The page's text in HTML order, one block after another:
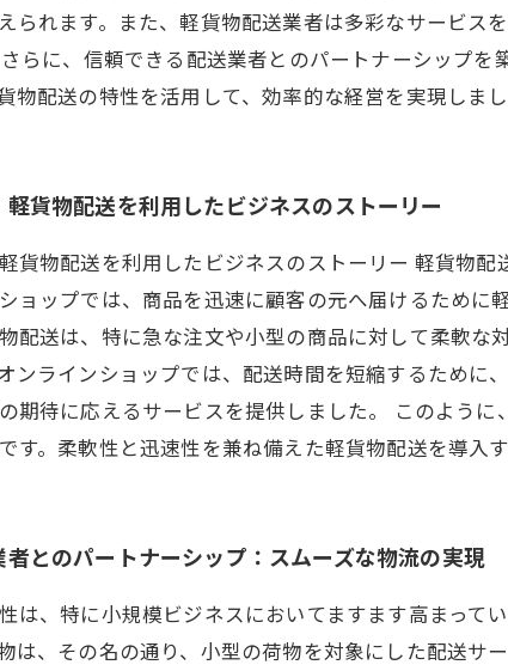
られます。また、軽貨物配送業者は多彩なサービ
らに、信頼できる配送業者とのパートナーシップ
物配送の特性を活用して、効率的な経営を実現しまし
貨物配送を利用したビジネスのストーリー
貨物配送を利用したビジネスのストーリー 軽貨物
ョップでは、商品を迅速に顧客の元へ届けるため
配送は、特に急な注文や小型の商品に対して柔軟
ンラインショップでは、配送時間を短縮するため
期待に応えるサービスを提供しました。 このよう
す。柔軟性と迅速性を兼ね備えた軽貨物配送を導入
とのパートナーシップ：スムーズな物流の実現
は、特に小規模ビジネスにおいてますます高まっ
は、その名の通り、小型の荷物を対象にした配送